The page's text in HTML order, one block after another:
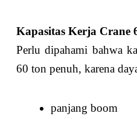
Kapasitas Kerja Crane
Perlu dipahami bahwa
60 ton penuh, karena
panjang boom